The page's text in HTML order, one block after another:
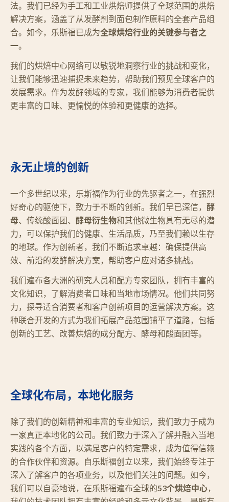
法。我们已经为手工和工业烘焙师提供了全球范围的烘焙
解决方案，涵盖了从发酵剂到面包制作原料的全套产品组
合。如今，乐斯福已成为全球烘焙行业的关键参与者之
一。
我们的烘焙中心网络可以敏锐地洞察行业的挑战和变化，
让我们能够迅速捕捉未来趋势，帮助我们预见全球客户的
发展需求。作为发酵领域的专家，我们能够为消费者提供
更丰富的口味、更愉悦的体验和更健康的选择。
永无止境的创新
一个多世纪以来，乐斯福作为行业的先驱者之一，在强烈
好奇心的驱使下，致力于不断的创新。我们早已深信， 酵
母、传统酸面团、 酵母衍生物和其他微生物具有无尽的潜
力，可以保护我们的健康、生活品质，乃至我们赖以生存
的地球。作为创新者，我们不断追求卓越：确保提供高
效、前沿的发酵解决方案，帮助客户应对诸多挑战。
我们遍布各大洲的研究人员和配方专家团队，拥有丰富的
文化知识，了解消费者口味和当地市场情况。他们共同努
力，探寻适合消费者和客户创新项目的运营解决方案。这
种联合开发的方式为我们拓展产品范围铺平了道路，包括
创新的工艺、改善烘焙的成分配方、酵母和酸面团等。
全球化布局，本地化服务
除了我们的创新精神和丰富的专业知识，我们致力于成为
一家真正本地化的公司。我们致力于深入了解并融入当地
实践的各个方面，以满足客户的特定需求，成为值得信赖
的合作伙伴和资源。自乐斯福创立以来，我们始终专注于
深入了解客户的各项业务，以及他们关注的问题。如今，
我们可以自豪地说，在乐斯福遍布全球的53个烘焙中心，